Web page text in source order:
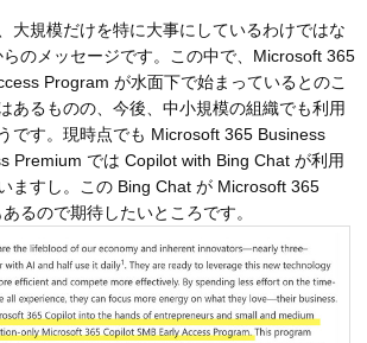
大規模だけを特に大事にしているわけではな
のメッセージです。この中で、Microsoft 365
Program が水面下で始まっているとのこ
あるものの、今後、中小規模の組織でも利用
です。現時点でも Microsoft 365 Business
Premium では Copilot with Bing Chat が利用
ますし。この Bing Chat が Microsoft 365
るので期待したいところです。